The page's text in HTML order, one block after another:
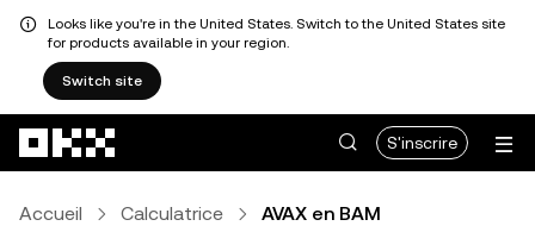
Looks like you're in the United States. Switch to the United States site
for products available in your region.
Switch site
S'inscrire
Accueil Calculatrice AVAX en BAM